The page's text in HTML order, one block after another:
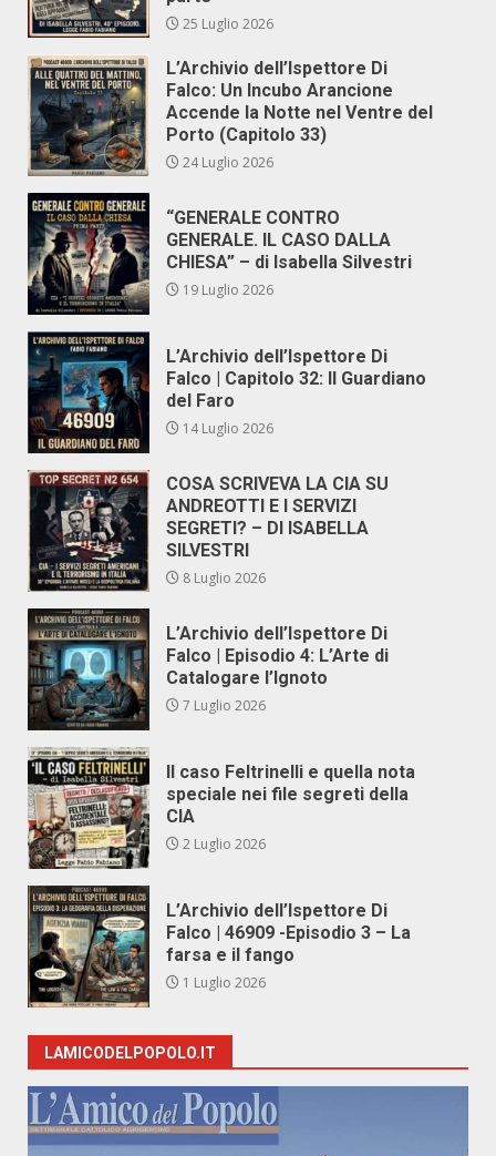
25 Luglio 2026
L’Archivio dell’Ispettore Di
Falco: Un Incubo Arancione
Accende la Notte nel Ventre del
Porto (Capitolo 33)
24 Luglio 2026
“GENERALE CONTRO
GENERALE. IL CASO DALLA
CHIESA” – di Isabella Silvestri
19 Luglio 2026
L’Archivio dell’Ispettore Di
Falco | Capitolo 32: Il Guardiano
del Faro
14 Luglio 2026
COSA SCRIVEVA LA CIA SU
ANDREOTTI E I SERVIZI
SEGRETI? – DI ISABELLA
SILVESTRI
8 Luglio 2026
L’Archivio dell’Ispettore Di
Falco | Episodio 4: L’Arte di
Catalogare l’Ignoto
7 Luglio 2026
Il caso Feltrinelli e quella nota
speciale nei file segreti della
CIA
2 Luglio 2026
L’Archivio dell’Ispettore Di
Falco | 46909 -Episodio 3 – La
farsa e il fango
1 Luglio 2026
LAMICODELPOPOLO.IT